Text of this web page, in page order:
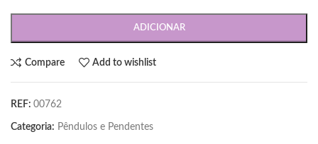
ADICIONAR
Compare Add to wishlist
REF: 00762
Categoria: Pêndulos e Pendentes